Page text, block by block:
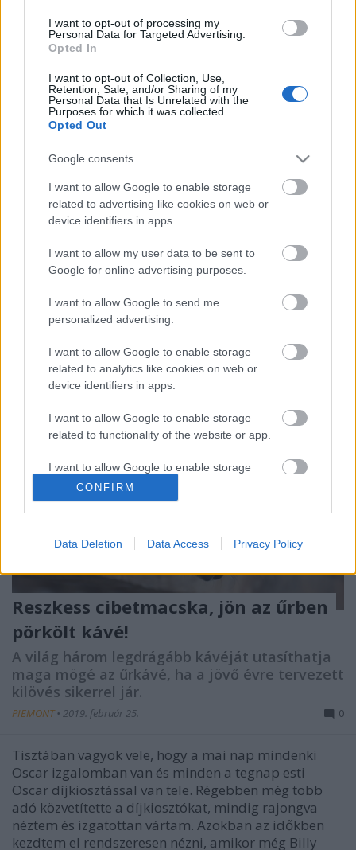
I want to opt-out of processing my
Personal Data for Targeted Advertising.
Opted In
I want to opt-out of Collection, Use,
Retention, Sale, and/or Sharing of my
Personal Data that Is Unrelated with the
Purposes for which it was collected.
Opted Out
Google consents
I want to allow Google to enable storage
related to advertising like cookies on web or
device identifiers in apps.
I want to allow my user data to be sent to
Google for online advertising purposes.
I want to allow Google to send me
personalized advertising.
I want to allow Google to enable storage
related to analytics like cookies on web or
device identifiers in apps.
I want to allow Google to enable storage
related to functionality of the website or app.
I want to allow Google to enable storage
related to personalization.
I want to allow Google to enable storage
functionality and fraud prevention, and other
CONFIRM
Data Deletion Data Access Privacy Policy
kávéházi minőségű otthoni kávé
titka, low-budget eszközparkkal?
Itt az ideje, hogy tiszta forrásvizet öntsünk a
kazánba!
Pont azokban a hetekben, amikor célegyenesbe
tipikusan otthoni eszköz került a figyelmem
középpontjába. Egyszerűen nem tudtam nem
Nem engedett. Ez egy háromrészes cikk. Most az első
részt olvasod. A…
Reszkess cibetmacska, jön az űrben
pörkölt kávé!
A világ három legdrágább kávéját utasíthatja
maga mögé az űrkávé, ha a jövő évre tervezett
kilövés sikerrel jár.
PIEMONT• 2019. február 25. 0
Tisztában vagyok vele, hogy a mai nap mindenki
Oscar izgalomban van és minden a tegnap esti
Oscar díjkiosztással van tele. Régebben még több
adó közvetítette a díjkiosztókat, mindig rajongva
néztem és izgatottan vártam. Azokban az időkben
kezdtem el rendszeresen nézni, amikor még Billy